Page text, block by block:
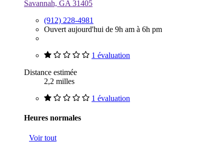
Savannah, GA 31405
(912) 228-4981
Ouvert aujourd'hui de 9h am à 6h pm
1 évaluation
Distance estimée
2,2 milles
1 évaluation
Heures normales
Voir tout